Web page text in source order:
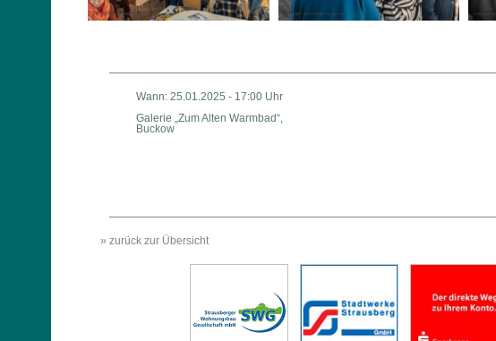
Wann: 25.01.2025 - 17:00 Uhr
Galerie „Zum Alten Warmbad“,
Buckow
» zurück zur Übersicht